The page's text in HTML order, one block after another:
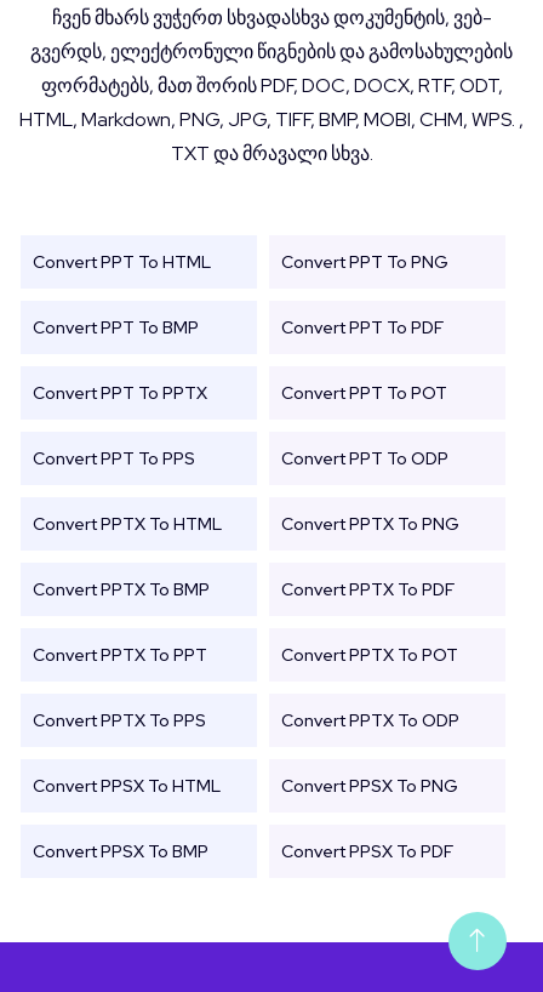
ჩვენ მხარს ვუჭერთ სხვადასხვა დოკუმენტის, ვებ-
გვერდს, ელექტრონული წიგნების და გამოსახულების
ფორმატებს, მათ შორის PDF, DOC, DOCX, RTF, ODT,
HTML, Markdown, PNG, JPG, TIFF, BMP, MOBI, CHM, WPS. ,
TXT და მრავალი სხვა.
Convert PPT To HTML Convert PPT To PNG
Convert PPT To BMP Convert PPT To PDF
Convert PPT To PPTX Convert PPT To POT
Convert PPT To PPS Convert PPT To ODP
Convert PPTX To HTML Convert PPTX To PNG
Convert PPTX To BMP Convert PPTX To PDF
Convert PPTX To PPT Convert PPTX To POT
Convert PPTX To PPS Convert PPTX To ODP
Convert PPSX To HTML Convert PPSX To PNG
Convert PPSX To BMP Convert PPSX To PDF